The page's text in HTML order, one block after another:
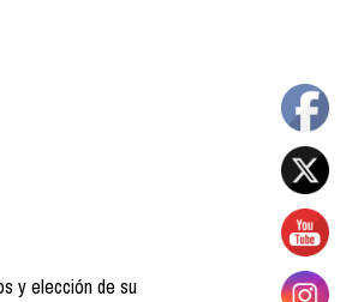
y elección de su